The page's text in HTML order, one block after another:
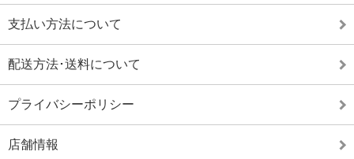
支払い方法について
配送方法･送料について
プライバシーポリシー
店舗情報